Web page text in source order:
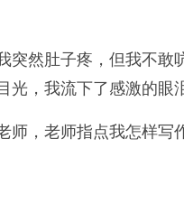
然肚子疼，但我不
光，我流下了感激的眼
，老师指点我怎样